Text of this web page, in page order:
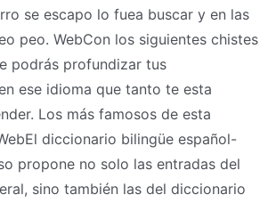
se escapo lo fuea buscar y en las
peo. WebCon los siguientes chistes
podrás profundizar tus
ese idioma que tanto te esta
Los más famosos de esta
diccionario bilingüe español-
propone no solo las entradas del
sino también las del diccionario